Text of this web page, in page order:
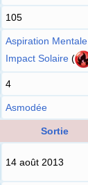
105
Aspiration Mentale
Impact Solaire (
4
Asmodée
Sortie
14 août 2013